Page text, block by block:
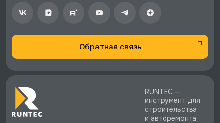
экспертная поддержка.
Обратная связь
RUNTEC —
инструмент для
строительства
и авторемонта